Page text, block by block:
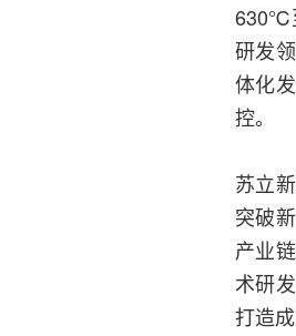
630℃
研发
体化
控。
苏立
突破
产业
术研
打造